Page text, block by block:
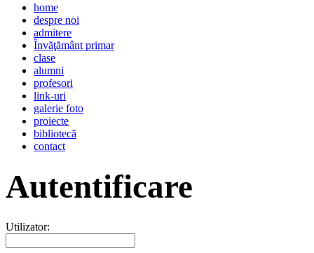
home
despre noi
admitere
Învăţământ primar
clase
alumni
profesori
link-uri
galerie foto
proiecte
bibliotecă
contact
Autentificare
Utilizator: